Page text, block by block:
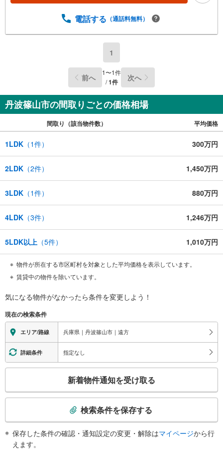
電話する （通話料無料）
1
前へ 1〜1件
/1件 次へ
丹波篠山市の間取りごとの価格相場
間取り（該当物件数） 平均価格
1LDK （1件） 300万円
2LDK （2件） 1,450万円
3LDK （1件） 880万円
4LDK （3件） 1,246万円
5LDK以上 （5件） 1,010万円
物件が所在する市区町村を対象とした平均価格を表示しています。
賃貸中の物件を除いています。
気になる物件がなかったら条件を変更しよう！
現在の検索条件
エリア/路線 兵庫県｜丹波篠山市｜遠方
詳細条件 指定なし
検
新着物件通知を受け取る
検索条件を保存する
保存した条件の確認・通知設定の変更・解除はマイページから行
えます。